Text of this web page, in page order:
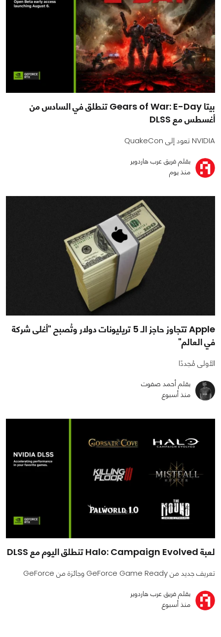
بيتا Gears of War: E-Day تنطلق في السادس من
أغسطس مع DLSS
NVIDIA تعود إلى QuakeCon
بقلم فريق عرب هاردوير
منذ يوم
Apple تتجاوز حاجز الـ 5 تريليونات دولار وتُصبح "أغلى شركة
في العالم"
الأولى مُجددًا
بقلم أحمد صفوت
منذ أسبوع
لعبة Halo: Campaign Evolved تنطلق اليوم مع DLSS
تعريف جديد من GeForce Game Ready وجائزة من GeForce
بقلم فريق عرب هاردوير
منذ أسبوع